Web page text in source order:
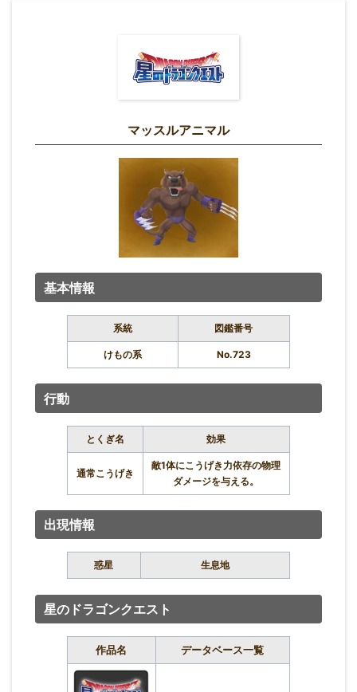
マッスルアニマル
基本情報
系統 図鑑番号
けもの系 No.723
行動
とくぎ名 効果
通常こうげき
敵1体にこうげき力依存の物理
ダメージを与える。
出現情報
惑星 生息地
星のドラゴンクエスト
作品名 データベース一覧